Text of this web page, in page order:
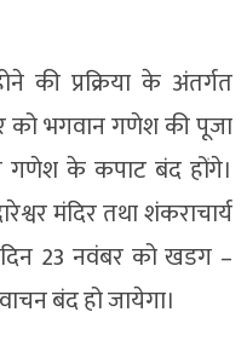
की प्रक्रिया के अंतर्गत
भगवान गणेश की पूजा
गणेश के कपाट बंद होंगे।
मंदिर तथा शंकराचार्य
23 नवंबर को खडग –
बंद हो जायेगा।